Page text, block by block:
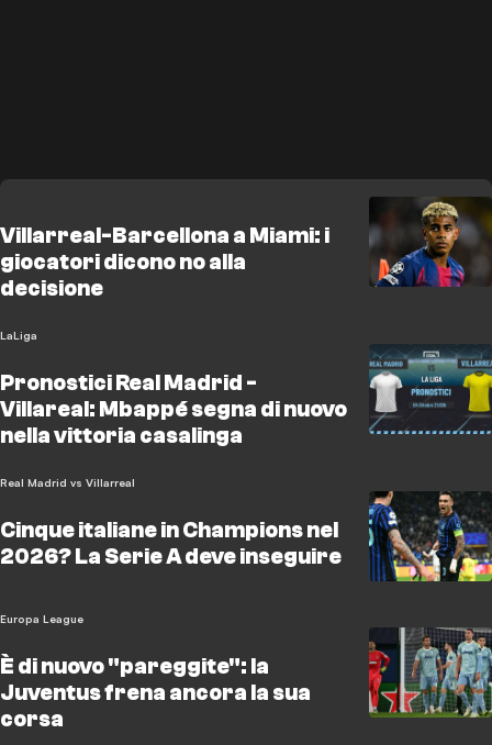
Villarreal-Barcellona a Miami: i
giocatori dicono no alla
decisione
LaLiga
Pronostici Real Madrid -
Villareal: Mbappé segna di nuovo
nella vittoria casalinga
Real Madrid vs Villarreal
Cinque italiane in Champions nel
2026? La Serie A deve inseguire
Europa League
È di nuovo "pareggite": la
Juventus frena ancora la sua
corsa